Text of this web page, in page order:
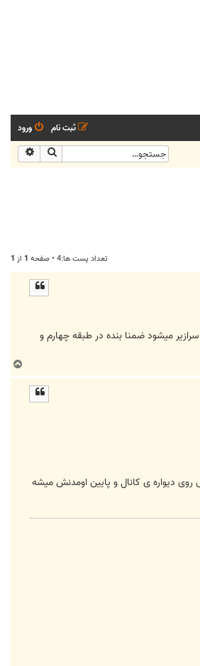
ورود
ثبت نام
جستجو
تعداد پست ها:4 • صفحه 1 از 1
میشود ضمنا بنده در طبقه چهارم و
ا
دیواره ی کانال و پایین اومدنش میشه